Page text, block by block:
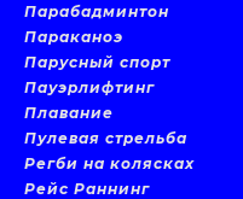
Парабадминтон
Параканоэ
Парусный спорт
Пауэрлифтинг
Плавание
Пулевая стрельба
Регби на колясках
Рейс Раннинг